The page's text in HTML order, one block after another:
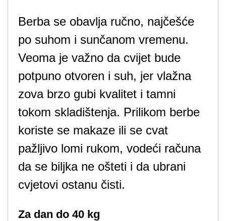
Berba se obavlja ručno, najčešće
po suhom i sunčanom vremenu.
Veoma je važno da cvijet bude
potpuno otvoren i suh, jer vlažna
zova brzo gubi kvalitet i tamni
tokom skladištenja. Prilikom berbe
koriste se makaze ili se cvat
pažljivo lomi rukom, vodeći računa
da se biljka ne ošteti i da ubrani
cvjetovi ostanu čisti.
Za dan do 40 kg